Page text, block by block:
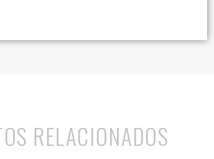
RELACIONADOS